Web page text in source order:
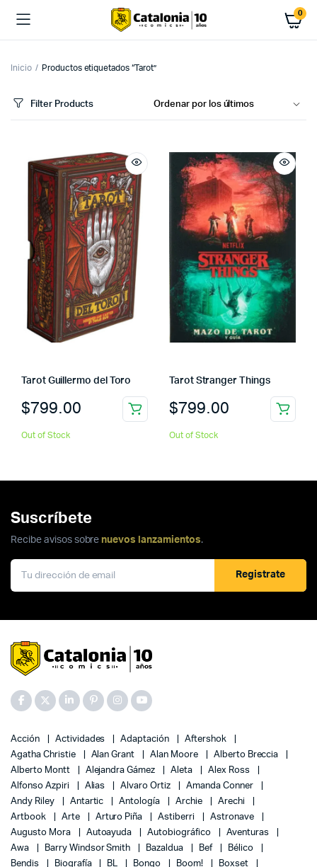
0
Inicio Productos etiquetados “Tarot”
Filter Products
Tarot Guillermo del Toro
$799.00
Out of Stock
Tarot Stranger Things
$799.00
Out of Stock
Suscríbete
Recibe avisos sobre nuevos lanzamientos.
Registrate
Acción Actividades Adaptación
Aftershok
Agatha Christie
Alan Grant Alan Moore
Alberto Breccia
Alberto Montt
Alejandra Gámez Aleta
Alex Ross
Alfonso Azpiri
Alias Alvaro Ortiz
Amanda Conner
Andy Riley
Antartic Antología Archie
Arechi
Artbook
Arte Arturo Piña Astiberri
Astronave
Augusto Mora
Autoayuda Autobiográfico
Aventuras
Awa
Barry Windsor Smith Bazaldua Bef
Bélico
Bendis
Biografía BL Bongo Boom!
Boxset